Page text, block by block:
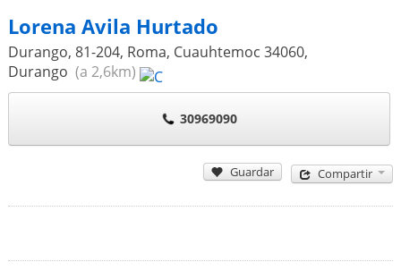
Lorena Avila Hurtado
Durango, 81-204, Roma, Cuauhtemoc 34060,
Durango (a 2,6km)
30969090
Guardar Compartir